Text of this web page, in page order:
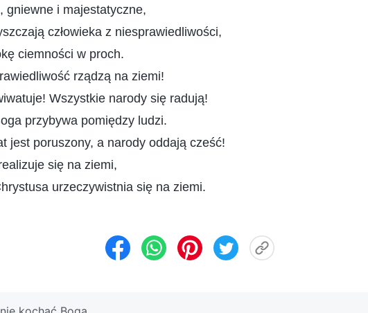
gniewne i majestatyczne,
człowieka z niesprawiedliwości,
ciemności w proch.
rządzą na ziemi!
Wszystkie narody się radują!
przybywa pomiędzy ludzi.
jest poruszony, a narody oddają cześć!
się na ziemi,
urzeczywistnia się na ziemi.